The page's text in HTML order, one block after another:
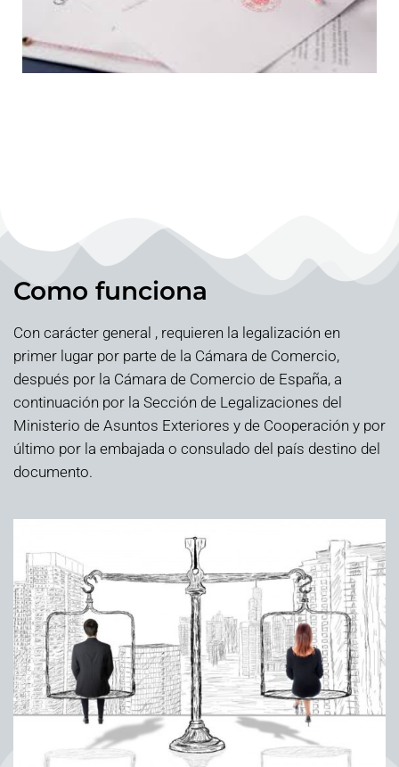
Como funciona
Con carácter general , requieren la legalización en
primer lugar por parte de la Cámara de Comercio,
después por la Cámara de Comercio de España, a
continuación por la Sección de Legalizaciones del
Ministerio de Asuntos Exteriores y de Cooperación y por
último por la embajada o consulado del país destino del
documento.